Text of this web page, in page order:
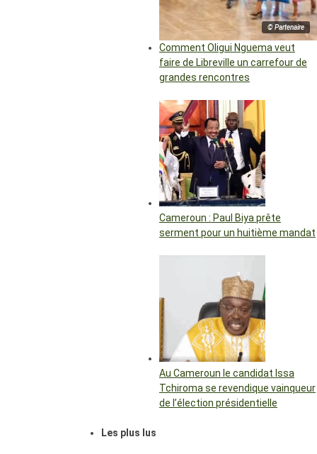
© Partenaire
Comment Oligui Nguema veut
faire de Libreville un carrefour de
grandes rencontres
Cameroun : Paul Biya prête
serment pour un huitième mandat
Au Cameroun le candidat Issa
Tchiroma se revendique vainqueur
de l’élection présidentielle
Les plus lus